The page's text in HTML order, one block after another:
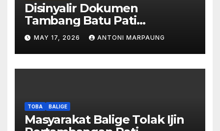
Disinyalir Dokumen
Tambang Batu Pati
Simanjuntak Palsu – Jerry
Manurung : Tambang Tidak
Berada Di DTA – Frengki
Pardede : Kami Tidak Miliki
Dipalsukan
MAY 17, 2026 ANTONI MARPAUNG
TOBA BALIGE
Masyarakat Balige Tolak Ijin